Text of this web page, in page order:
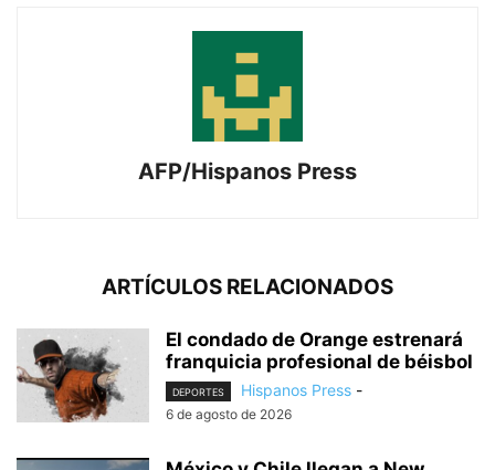
AFP/Hispanos Press
ARTÍCULOS RELACIONADOS
El condado de Orange estrenará
franquicia profesional de béisbol
DEPORTES Hispanos Press -
6 de agosto de 2026